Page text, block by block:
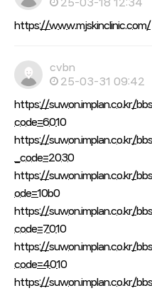
25-03-18 12:34
https://www.mjskinclinic.com/
cvbn
25-03-31 09:42
https://suwon.implan.co.kr/
code=6010
https://suwon.implan.co.kr/
_code=2030
https://suwon.implan.co.kr/
ode=10b0
https://suwon.implan.co.kr/
code=7010
https://suwon.implan.co.kr/
code=4010
https://suwon.implan.co.kr/